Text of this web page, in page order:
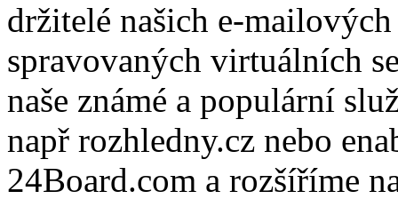
držitelé našich e-
spravovaných virtuálních
naše známé a populární
např rozhledny.cz nebo
24Board.com a rozšíříme